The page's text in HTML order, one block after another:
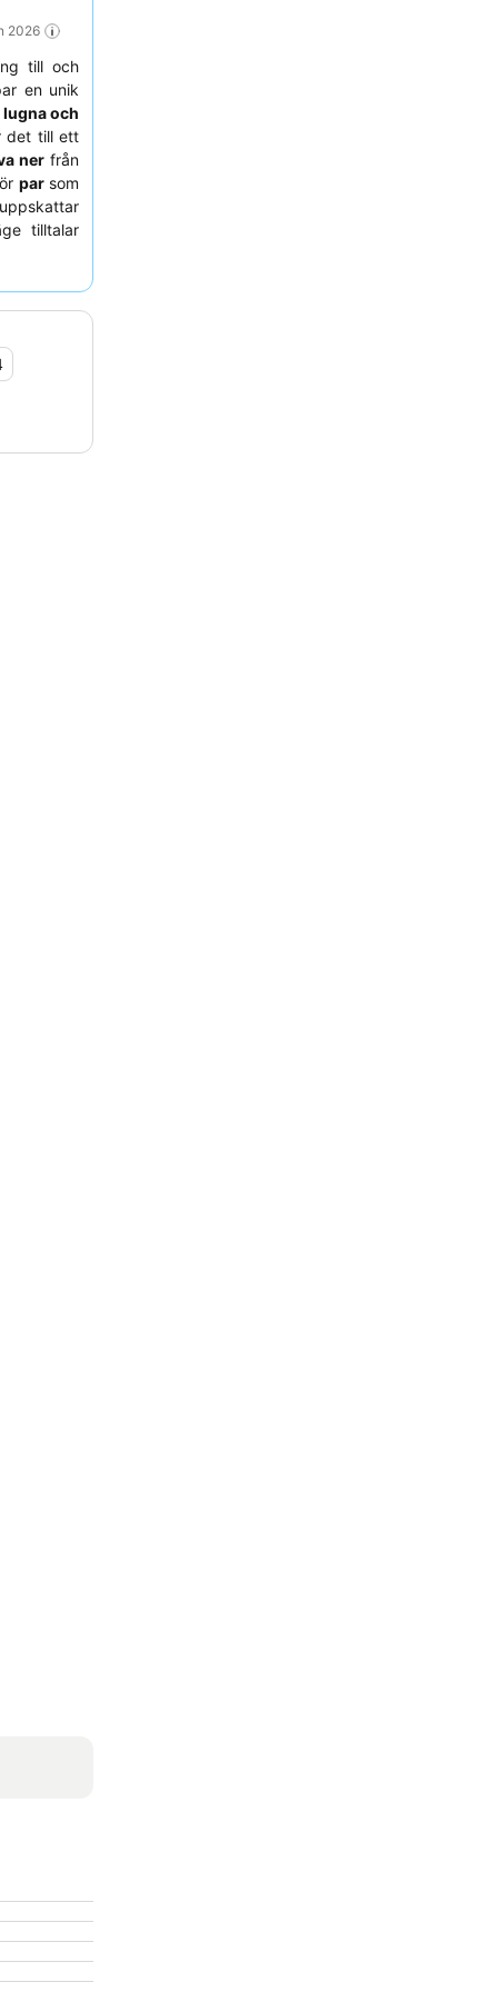
2026
till och
en unik
lugna och
det till ett
ner från
parsom
tilltalar
med